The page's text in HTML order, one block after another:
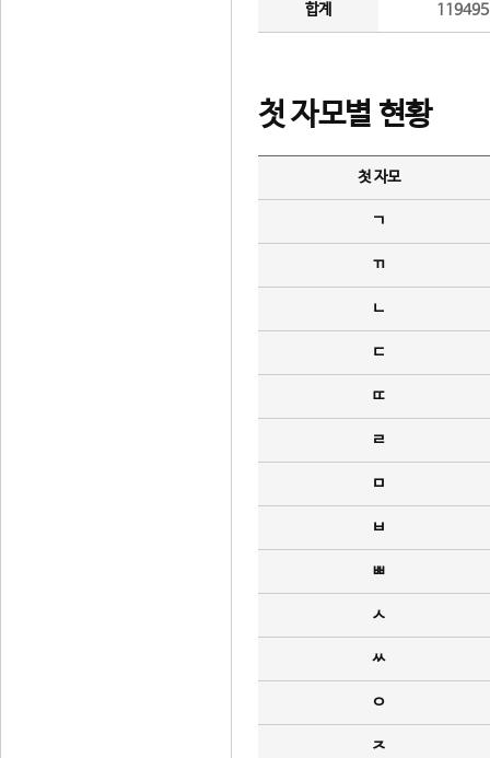
합계
첫 자모별 현황
첫 자모
ㄱ
ㄲ
ㄴ
ㄷ
ㄸ
ㄹ
ㅁ
ㅂ
ㅃ
ㅅ
ㅆ
ㅇ
ㅈ